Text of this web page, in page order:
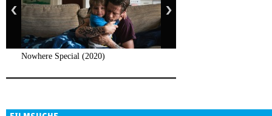
Nowhere Special (2020)